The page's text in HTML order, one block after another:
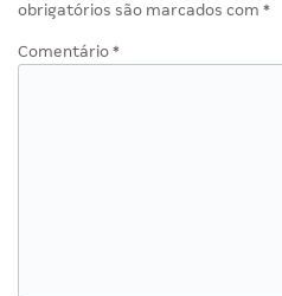
obrigatórios são marcados com *
Comentário *